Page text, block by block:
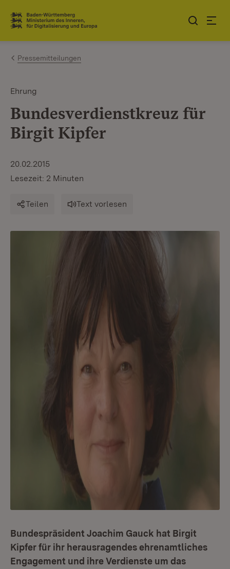
Zum Inhalt springen
Link zur Startseite
Pressemitteilungen
Ehrung
Bundesverdienstkreuz für
Birgit Kipfer
20.02.2015
Lesezeit: 2 Minuten
Teilen Text vorlesen
Bundespräsident Joachim Gauck hat Birgit
Kipfer für ihr herausragendes ehrenamtliches
Engagement und ihre Verdienste um das